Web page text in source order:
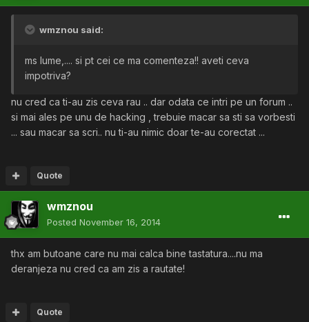
wmznou said:
ms lume,.... si pt cei ce ma comenteza!! aveti ceva
impotriva?
nu cred ca ti-au zis ceva rau .. dar odata ce intri pe un forum ..
si mai ales pe unu de hacking , trebuie macar sa sti sa vorbesti
... sau macar sa scri.. nu ti-au nimic doar te-au corectat ...
Quote
wmznou
Posted November 16, 2014
thx am butoane care nu mai calca bine tastatura....nu ma
deranjeza nu cred ca am zis a rautate!
Quote